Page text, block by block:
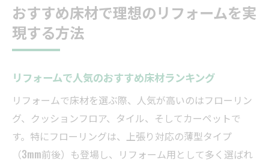
おすすめ床材で理想のリフォームを実
現する方法
リフォームで人気のおすすめ床材ランキング
リフォームで床材を選ぶ際、人気が高いのはフローリン
グ、クッションフロア、タイル、そしてカーペットで
す。特にフローリングは、上張り対応の薄型タイプ
（3mm前後）も登場し、リフォーム用として多く選ばれ